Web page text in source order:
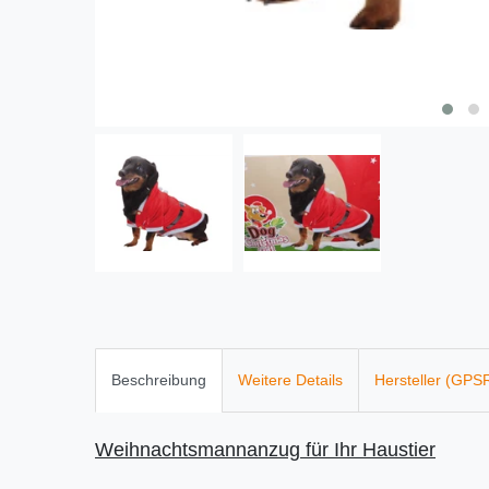
Beschreibung Weitere Details Hersteller
Weihnachtsmannanzug für Ihr Haustier